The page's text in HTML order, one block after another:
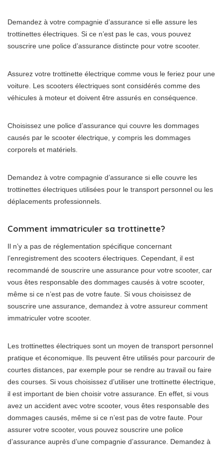
Demandez à votre compagnie d’assurance si elle assure les
trottinettes électriques. Si ce n’est pas le cas, vous pouvez
souscrire une police d’assurance distincte pour votre scooter.
Assurez votre trottinette électrique comme vous le feriez pour une
voiture. Les scooters électriques sont considérés comme des
véhicules à moteur et doivent être assurés en conséquence.
Choisissez une police d’assurance qui couvre les dommages
causés par le scooter électrique, y compris les dommages
corporels et matériels.
Demandez à votre compagnie d’assurance si elle couvre les
trottinettes électriques utilisées pour le transport personnel ou les
déplacements professionnels.
Comment immatriculer sa trottinette?
Il n’y a pas de réglementation spécifique concernant
l’enregistrement des scooters électriques. Cependant, il est
recommandé de souscrire une assurance pour votre scooter, car
vous êtes responsable des dommages causés à votre scooter,
même si ce n’est pas de votre faute. Si vous choisissez de
souscrire une assurance, demandez à votre assureur comment
immatriculer votre scooter.
Les trottinettes électriques sont un moyen de transport personnel
pratique et économique. Ils peuvent être utilisés pour parcourir de
courtes distances, par exemple pour se rendre au travail ou faire
des courses. Si vous choisissez d’utiliser une trottinette électrique,
il est important de bien choisir votre assurance. En effet, si vous
avez un accident avec votre scooter, vous êtes responsable des
dommages causés, même si ce n’est pas de votre faute. Pour
assurer votre scooter, vous pouvez souscrire une police
d’assurance auprès d’une compagnie d’assurance. Demandez à